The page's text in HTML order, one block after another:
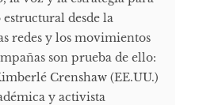
desde la
redes y los movimientos
son prueba de ello:
Crenshaw (EE.UU.)
y activista